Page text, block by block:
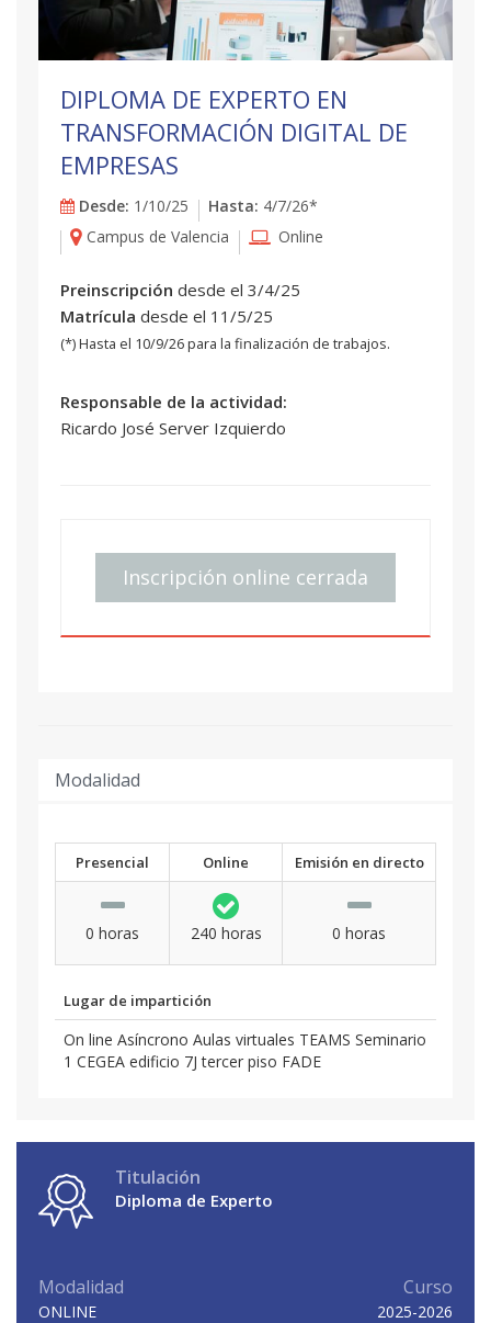
DIPLOMA DE EXPERTO EN
TRANSFORMACIÓN DIGITAL DE
EMPRESAS
Desde: 1/10/25 Hasta: 4/7/26*
Campus de Valencia
Online
Preinscripción desde el 3/4/25
Matrícula desde el 11/5/25
(*) Hasta el 10/9/26 para la finalización de trabajos.
Responsable de la actividad:
Ricardo José Server Izquierdo
Inscripción online cerrada
Modalidad
Presencial Online Emisión en directo
0 horas 240 horas 0 horas
Lugar de impartición
On line Asíncrono Aulas virtuales TEAMS Seminario
1 CEGEA edificio 7J tercer piso FADE
Titulación
Diploma de Experto
Modalidad
ONLINE
Curso
2025-2026